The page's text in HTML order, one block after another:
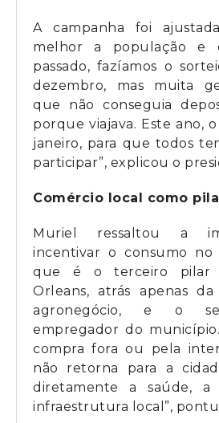
A campanha foi
melhor a população e
passado, fazíamos o
dezembro, mas muita
que não conseguia
porque viajava. Este ano,
janeiro, para que todos
participar”, explicou o
Comércio local como
Muriel ressaltou a
incentivar o consumo no
que é o terceiro pilar
Orleans, atrás apenas
agronegócio, e o
empregador do
compra fora ou pela
não retorna para a
diretamente a saúde,
infraestrutura local”,